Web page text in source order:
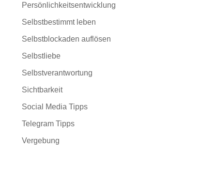
Persönlichkeitsentwicklung
Selbstbestimmt leben
Selbstblockaden auflösen
Selbstliebe
Selbstverantwortung
Sichtbarkeit
Social Media Tipps
Telegram Tipps
Vergebung